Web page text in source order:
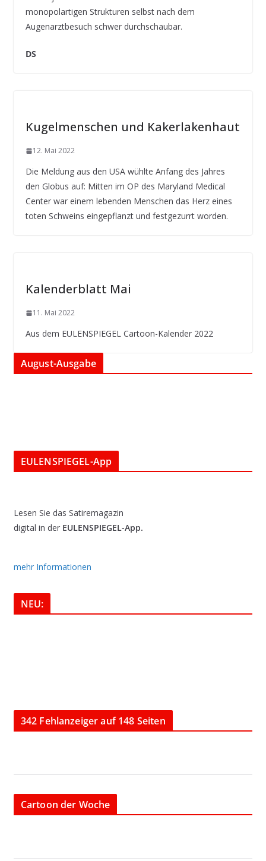
monopolartigen Strukturen selbst nach dem
Augenarztbesuch schwer durchschaubar.
DS
Kugelmenschen und Kakerlakenhaut
12. Mai 2022
Die Meldung aus den USA wühlte Anfang des Jahres
den Globus auf: Mitten im OP des Maryland Medical
Center war einem lebenden Menschen das Herz eines
toten Schweins eingepflanzt und festgezurrt worden.
Kalenderblatt Mai
11. Mai 2022
Aus dem EULENSPIEGEL Cartoon-Kalender 2022
August-Ausgabe
EULENSPIEGEL-App
Lesen Sie das Satiremagazin
digital in der EULENSPIEGEL-App.
mehr Informationen
NEU:
342 Fehlanzeiger auf 148 Seiten
Cartoon der Woche